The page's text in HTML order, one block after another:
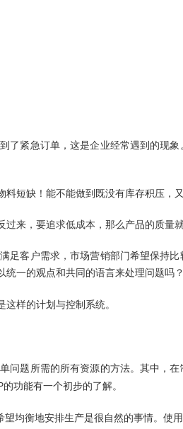
紧急订单，这是企业经常遇到的现
短缺！能不能做到既没有库存积压，
来，要追求低成本，那么产品的质量
客户需求，市场营销部门希望保持
一的观点和共同的语言来处理问题吗？
这样的计划与控制系统。
问题所需的所有资源的方法。其中，在
的功能有一个初步的了解。
均衡地安排生产是很自然的事情。使用